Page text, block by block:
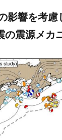
影響を考慮
の震源メカ